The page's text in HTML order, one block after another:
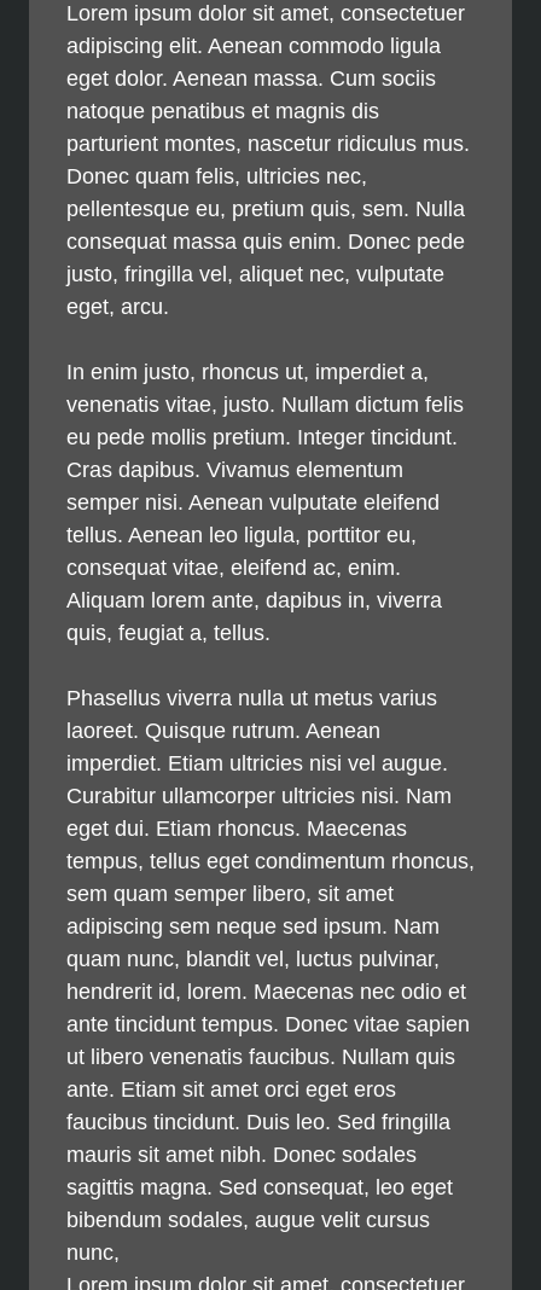
Lorem ipsum dolor sit amet, consectetuer
adipiscing elit. Aenean commodo ligula
eget dolor. Aenean massa. Cum sociis
natoque penatibus et magnis dis
parturient montes, nascetur ridiculus mus.
Donec quam felis, ultricies nec,
pellentesque eu, pretium quis, sem. Nulla
consequat massa quis enim. Donec pede
justo, fringilla vel, aliquet nec, vulputate
eget, arcu.
In enim justo, rhoncus ut, imperdiet a,
venenatis vitae, justo. Nullam dictum felis
eu pede mollis pretium. Integer tincidunt.
Cras dapibus. Vivamus elementum
semper nisi. Aenean vulputate eleifend
tellus. Aenean leo ligula, porttitor eu,
consequat vitae, eleifend ac, enim.
Aliquam lorem ante, dapibus in, viverra
quis, feugiat a, tellus.
Phasellus viverra nulla ut metus varius
laoreet. Quisque rutrum. Aenean
imperdiet. Etiam ultricies nisi vel augue.
Curabitur ullamcorper ultricies nisi. Nam
eget dui. Etiam rhoncus. Maecenas
tempus, tellus eget condimentum rhoncus,
sem quam semper libero, sit amet
adipiscing sem neque sed ipsum. Nam
quam nunc, blandit vel, luctus pulvinar,
hendrerit id, lorem. Maecenas nec odio et
ante tincidunt tempus. Donec vitae sapien
ut libero venenatis faucibus. Nullam quis
ante. Etiam sit amet orci eget eros
faucibus tincidunt. Duis leo. Sed fringilla
mauris sit amet nibh. Donec sodales
sagittis magna. Sed consequat, leo eget
bibendum sodales, augue velit cursus
nunc,